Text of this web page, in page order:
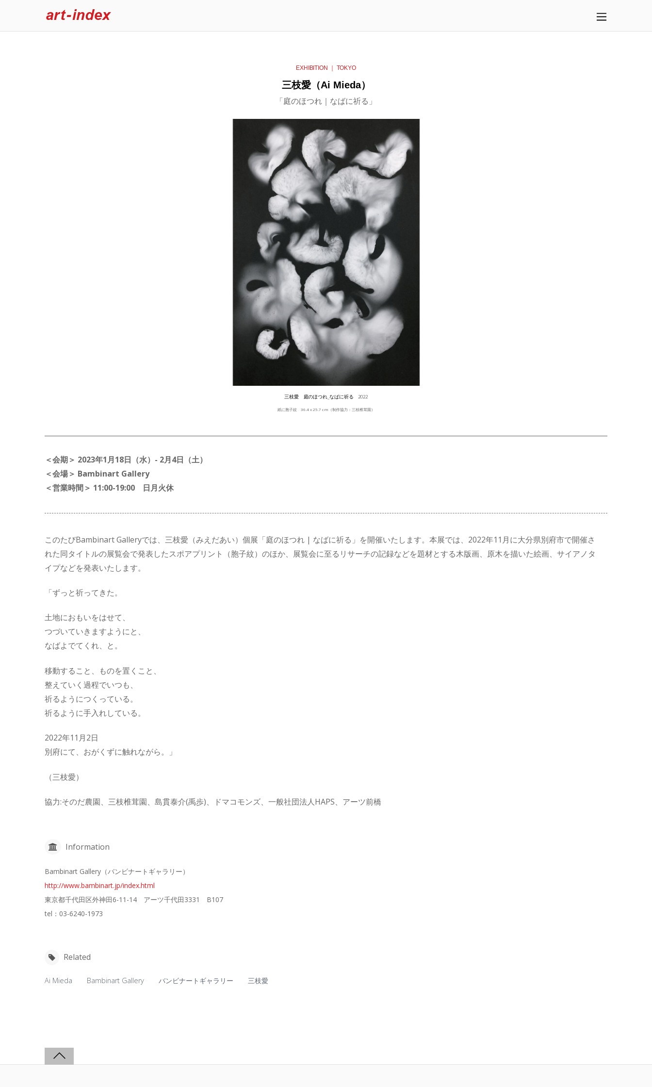
EXHIBITION ｜ TOKYO
三枝愛（Ai Mieda）
「庭のほつれ｜なばに祈る」
三枝愛 庭のほつれ_なばに祈る 2022
紙に胞子紋 36.4 x 25.7 cm（制作協力：三枝椎茸園）
＜会期＞ 2023年1月18日（水）- 2月4日（土）
＜会場＞ Bambinart Gallery
＜営業時間＞ 11:00-19:00 日月火休
このたびBambinart Galleryでは、三枝愛（みえだあい）個展「庭のほつれ | なばに祈る」を開催いたします。本展では、2022年11月に大分県別府市で開催さ
れた同タイトルの展覧会で発表したスポアプリント（胞子紋）のほか、展覧会に至るリサーチの記録などを題材とする木版画、原木を描いた絵画、サイアノタ
イプなどを発表いたします。
「ずっと祈ってきた。
土地におもいをはせて、
つづいていきますようにと、
なばよでてくれ、と。
移動すること、ものを置くこと、
整えていく過程でいつも、
祈るようにつくっている。
祈るように手入れしている。
2022年11月2日
別府にて、おがくずに触れながら。」
（三枝愛）
協力:そのだ農園、三枝椎茸園、島貫泰介(禹歩)、ドマコモンズ、一般社団法人HAPS、アーツ前橋
Information
Bambinart Gallery（バンビナートギャラリー）
http://www.bambinart.jp/index.html
東京都千代田区外神田6-11-14 アーツ千代田3331 B107
tel：03-6240-1973
Related
Ai Mieda Bambinart Gallery バンビナートギャラリー 三枝愛